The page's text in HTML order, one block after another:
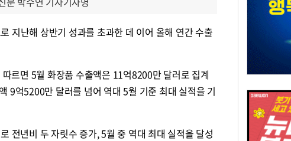
지난해 상반기 성과를 초과한 데 이어 올해 연간 수출
르면 5월 화장품 수출액은 11억8200만 달러로 집계
9억5200만 달러를 넘어 역대 5월 기준 최대 실적을 기
전년비 두 자릿수 증가, 5월 중 역대 최대 실적을 달성